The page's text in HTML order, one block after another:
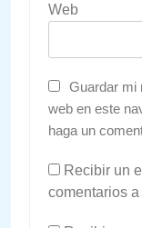
Web
Guardar mi
web en este
haga un
Recibir un
comentarios